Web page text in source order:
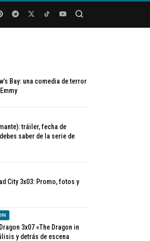
Bay: una comedia de terror
tráiler, fecha de
saber de la serie de
City 3x03: Promo, fotos y
3x07 «The Dragon in
y detrás de escena